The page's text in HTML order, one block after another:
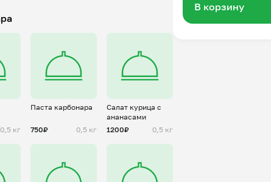
0,5 кг
Паста карбонара
750₽ 0,5 кг
Салат курица с
ананасами
1200₽
0,5 кг
В корзину